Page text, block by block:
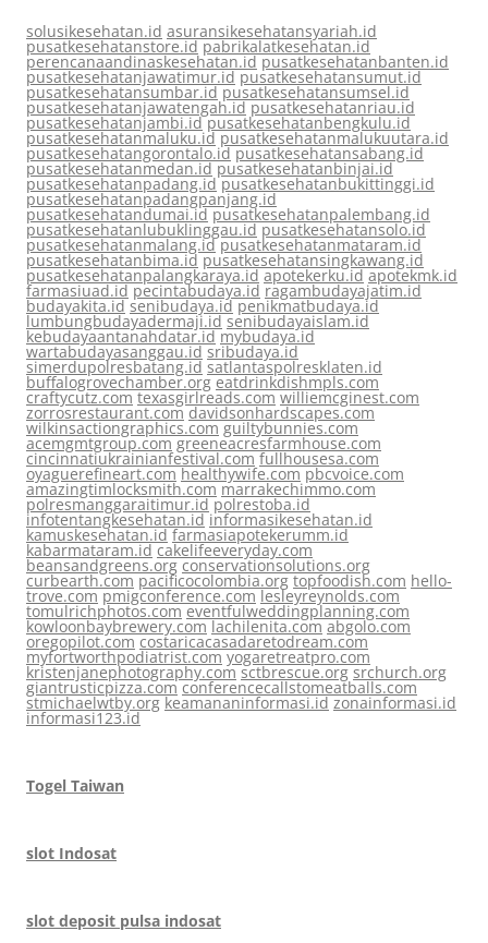
solusikesehatan.id asuransikesehatansyariah.id
pusatkesehatanstore.id pabrikalatkesehatan.id
perencanaandinaskesehatan.id pusatkesehatanbanten.id
pusatkesehatanjawatimur.id pusatkesehatansumut.id
pusatkesehatansumbar.id pusatkesehatansumsel.id
pusatkesehatanjawatengah.id pusatkesehatanriau.id
pusatkesehatanjambi.id pusatkesehatanbengkulu.id
pusatkesehatanmaluku.id pusatkesehatanmalukuutara.id
pusatkesehatangorontalo.id pusatkesehatansabang.id
pusatkesehatanmedan.id pusatkesehatanbinjai.id
pusatkesehatanpadang.id pusatkesehatanbukittinggi.id
pusatkesehatanpadangpanjang.id
pusatkesehatandumai.id pusatkesehatanpalembang.id
pusatkesehatanlubuklinggau.id pusatkesehatansolo.id
pusatkesehatanmalang.id pusatkesehatanmataram.id
pusatkesehatanbima.id pusatkesehatansingkawang.id
pusatkesehatanpalangkaraya.id apotekerku.id apotekmk.id
farmasiuad.id pecintabudaya.id ragambudayajatim.id
budayakita.id senibudaya.id penikmatbudaya.id
lumbungbudayadermaji.id senibudayaislam.id
kebudayaantanahdatar.id mybudaya.id
wartabudayasanggau.id sribudaya.id
simerdupolresbatang.id satlantaspolresklaten.id
buffalogrovechamber.org eatdrinkdishmpls.com
craftycutz.com texasgirlreads.com williemcginest.com
zorrosrestaurant.com davidsonhardscapes.com
wilkinsactiongraphics.com guiltybunnies.com
acemgmtgroup.com greeneacresfarmhouse.com
cincinnatiukrainianfestival.com fullhousesa.com
oyaguerefineart.com healthywife.com pbcvoice.com
amazingtimlocksmith.com marrakechimmo.com
polresmanggaraitimur.id polrestoba.id
infotentangkesehatan.id informasikesehatan.id
kamuskesehatan.id farmasiapotekerumm.id
kabarmataram.id cakelifeeveryday.com
beansandgreens.org conservationsolutions.org
curbearth.com pacificocolombia.org topfoodish.com hello-
trove.com pmigconference.com lesleyreynolds.com
tomulrichphotos.com eventfulweddingplanning.com
kowloonbaybrewery.com lachilenita.com abgolo.com
oregopilot.com costaricacasadaretodream.com
myfortworthpodiatrist.com yogaretreatpro.com
kristenjanephotography.com sctbrescue.org srchurch.org
giantrusticpizza.com conferencecallstomeatballs.com
stmichaelwtby.org keamananinformasi.id zonainformasi.id
informasi123.id
Togel Taiwan
slot Indosat
slot deposit pulsa indosat